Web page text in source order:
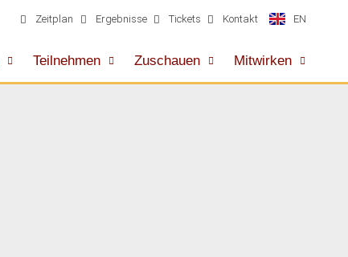
Zeitplan Ergebnisse Tickets Kontakt EN
Teilnehmen Zuschauen Mitwirken